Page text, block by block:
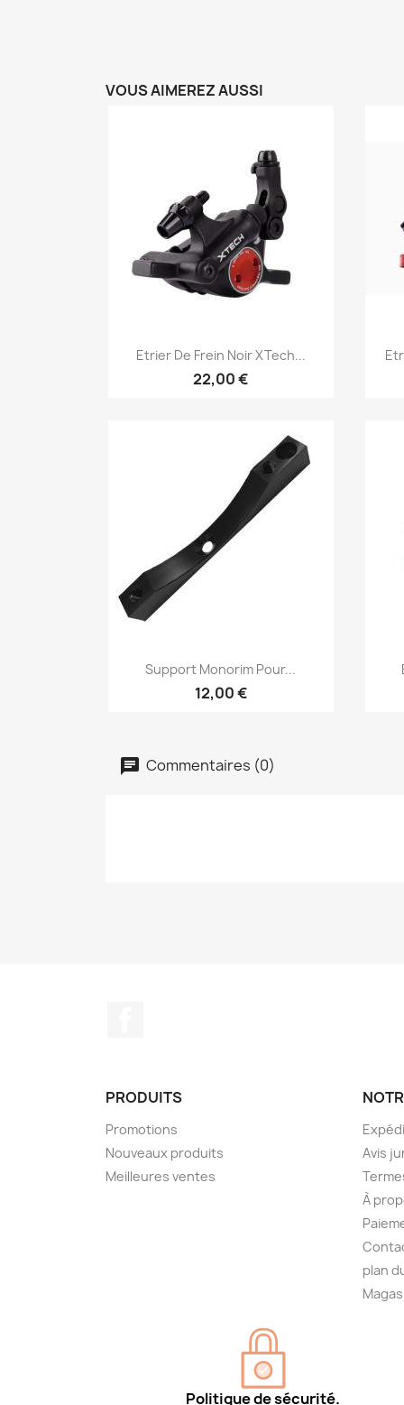
VOUS AIMEREZ AUSSI
Aperçu rapide
Etrier De Frein Noir XTech...
22,00 €
Aperçu rapide
Support Monorim Pour...
12,00 €
Commentaires (0)
PRODUITS
Promotions
Nouveaux produits
Meilleures ventes
Avis
À
plan
Politique de sécurité.